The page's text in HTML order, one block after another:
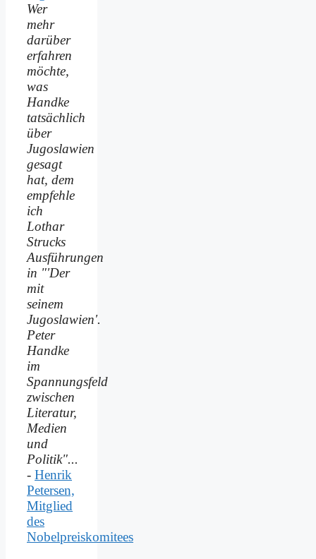
Wer
mehr
darüber
erfahren
möchte,
was
Handke
tatsächlich
über
Jugoslawien
gesagt
hat, dem
empfehle
ich
Lothar
Strucks
Ausführungen
in "'Der
mit
seinem
Jugoslawien'.
Peter
Handke
im
Spannungsfeld
zwischen
Literatur,
Medien
und
Politik"...
- Henrik
Petersen,
Mitglied
des
Nobelpreiskomitees